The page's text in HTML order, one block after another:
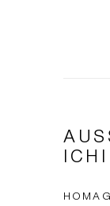
ICHI